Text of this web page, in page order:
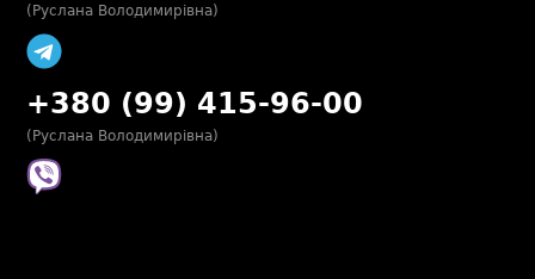
(Руслана Володимирівна)
+380 (99) 415-96-00
(Руслана Володимирівна)